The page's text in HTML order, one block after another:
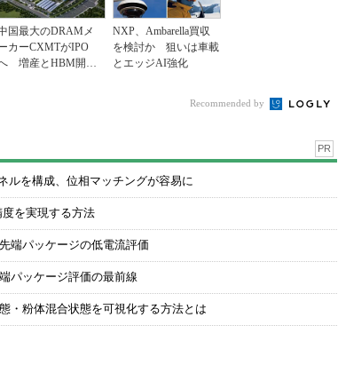
国最大のDRAMメ
カーCXMTがIPO
増産とHBM開発
NXP、Ambarella買収
を検討か 狙いは車載
とエッジAI強化
Recommended by
PR
ルを構成、位相マッチングが容易に
を実現する方法
端パッケージの低電流評価
パッケージ評価の最前線
・粉体混合状態を可視化する方法とは